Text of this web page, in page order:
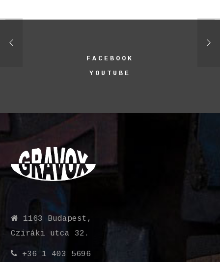
FACEBOOK
YOUTUBE
1163 Budapest,
Cziráki utca 32.
+36 1 403 5696